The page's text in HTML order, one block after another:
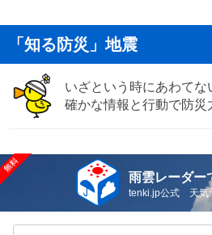
「知る防災」地震
いざという時にあわてな
確かな情報と行動で防災
雨雲レーダー
tenki.jp公式 天気